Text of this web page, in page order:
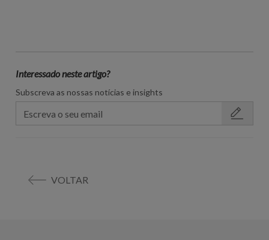
Interessado neste artigo?
Subscreva as nossas notícias e insights
VOLTAR